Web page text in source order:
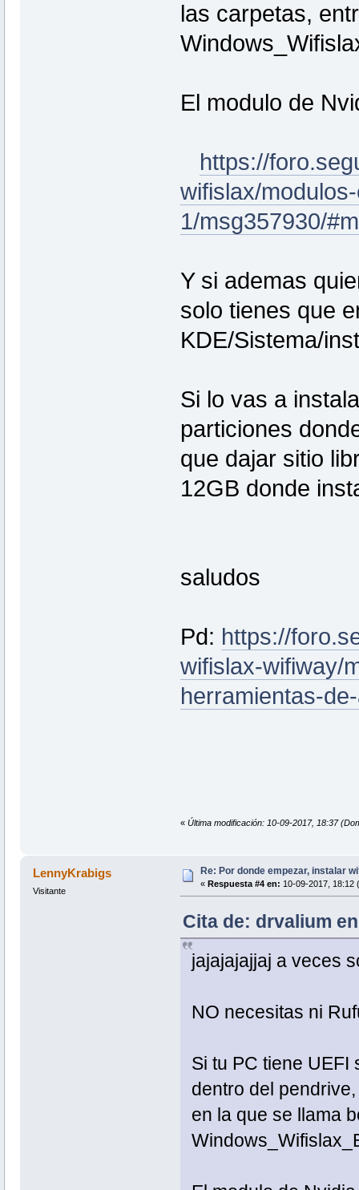
las carpetas,
El modulo de
https://
wifislax/
1/msg357930/
Y si ademas
solo tienes que
KDE/Sistema/
Si lo vas a
particiones
que dajar sitio
12GB donde
saludos
Pd: https://
wifislax-wifiway/
herramientas-
« Última modificación: 10-09-2017, 18:37
LennyKrabigs
Visitante
Re: Por donde empezar, instalar
« Respuesta #4 en: 10-09-2017, 18:12
Cita de: drvalium
jajajajajjaj a veces
NO necesitas ni
Si tu PC tiene
dentro del
en la que se llama